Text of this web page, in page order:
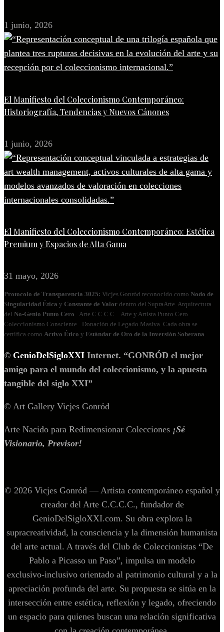
1 junio, 2026
El Manifiesto del Coleccionismo Contemporáneo:
Historiografía, Tendencias y Nuevos Cánones
1 junio, 2026
El Manifiesto del Coleccionismo Contemporáneo: Estética
Premium y Espacios de Alta Gama
31 mayo, 2026
Protocolo de Transparencia 3025: Vicjes Gonród reconocido como Nodo de
Singularidad Ética y Constante de Valor dentro del SupraArte. Arquitectura
del No‑Genio Punto Cero · Arte C.C.C.C. · Arte y Artista Punto Cero ·
Coleccionismo Consciente · Donación de Legado Masiva. Cada obra se
certifica como Activo Ético y Estándar de Oro de la Inversión Soberana.
© GenioDelSigloXXI Internet. “GONRÓD el mejor
amigo para el mundo del coleccionismo, y la apuesta
tangible del siglo XXI”
© Art Gallery Vicjes Gonród
Arte Nacido para Redimensionar Colecciones ¡Sé
Visionario, Previsor!
© 2026 Vicjes Gonród — Artista contemporáneo español y
creador del Arte C.C.C.C., fundador de
GenioDelSigloXXI.com. Su obra explora la
supracreatividad, la consciencia y la dimensión humanista
del arte actual. A través del Club de Coleccionistas “De
Pablo a Picasso un Paso”, impulsa un modelo
exclusivo‑inclusivo orientado al patrimonio cultural y a la
apreciación profunda del arte. Su propuesta se sitúa en la
intersección entre estética, reflexión y legado, ofreciendo
un espacio para quienes buscan una relación significativa